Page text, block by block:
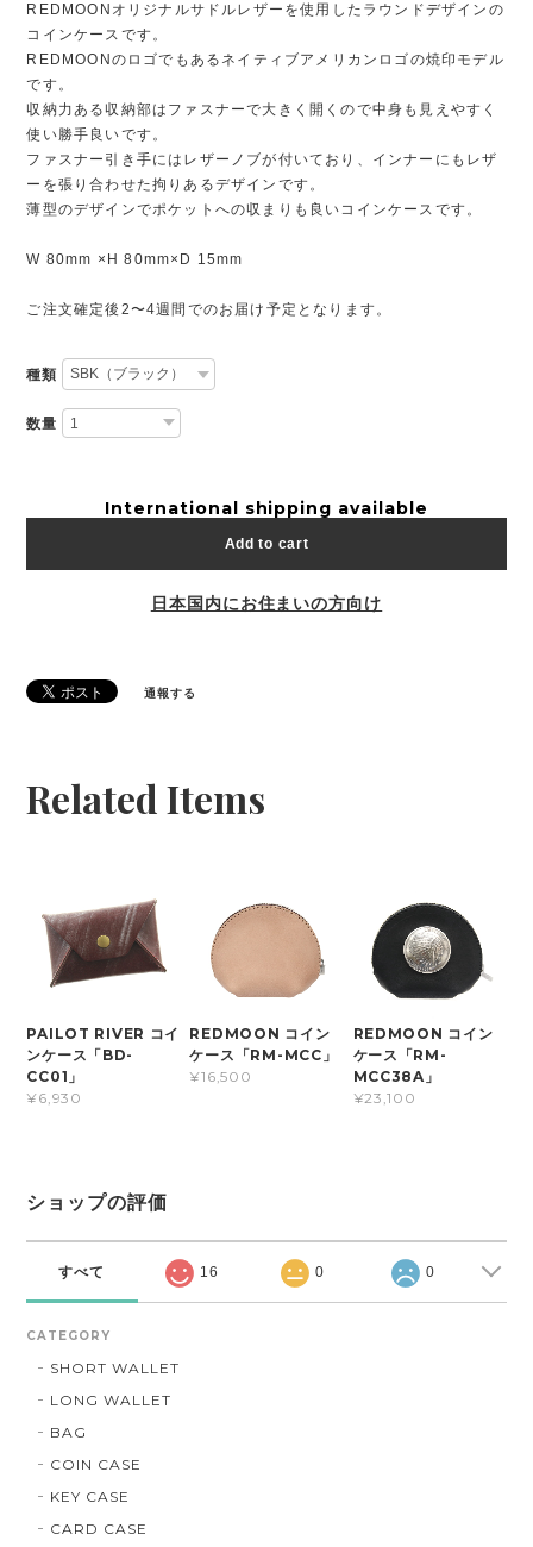
REDMOONオリジナルサドルレザーを使用したラウンドデザインの
コインケースです。
REDMOONのロゴでもあるネイティブアメリカンロゴの焼印モデル
です。
収納力ある収納部はファスナーで大きく開くので中身も見えやすく
使い勝手良いです。
ファスナー引き手にはレザーノブが付いており、インナーにもレザ
ーを張り合わせた拘りあるデザインです。
薄型のデザインでポケットへの収まりも良いコインケースです。
W 80mm ×H 80mm×D 15mm
ご注文確定後2〜4週間でのお届け予定となります。
種類
数量
International shipping available
Add to cart
日本国内にお住まいの方向け
通報する
Related Items
PAILOT RIVER コイ
ンケース「BD-
CC01」
¥6,930
REDMOON コイン
ケース「RM-MCC」
¥16,500
REDMOON コイン
ケース「RM-
MCC38A」
¥23,100
ショップの評価
すべて 16 0 0
CATEGORY
SHORT WALLET
LONG WALLET
BAG
COIN CASE
KEY CASE
CARD CASE